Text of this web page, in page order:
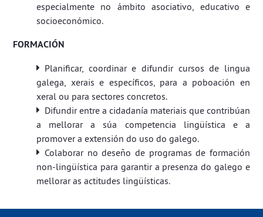
especialmente no ámbito asociativo, educativo e
socioeconómico.
FORMACIÓN
Planificar, coordinar e difundir cursos de lingua
galega, xerais e específicos, para a poboación en
xeral ou para sectores concretos.
Difundir entre a cidadanía materiais que contribúan
a mellorar a súa competencia lingüística e a
promover a extensión do uso do galego.
Colaborar no deseño de programas de formación
non-lingüística para garantir a presenza do galego e
mellorar as actitudes lingüísticas.